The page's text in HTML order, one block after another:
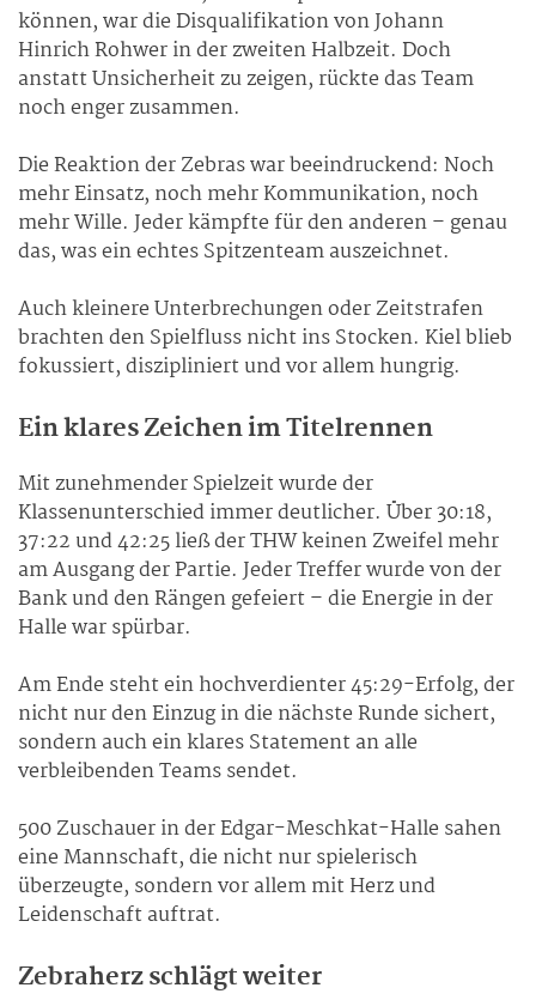
können, war die Disqualifikation von Johann
Hinrich Rohwer in der zweiten Halbzeit. Doch
anstatt Unsicherheit zu zeigen, rückte das Team
noch enger zusammen.
Die Reaktion der Zebras war beeindruckend: Noch
mehr Einsatz, noch mehr Kommunikation, noch
mehr Wille. Jeder kämpfte für den anderen – genau
das, was ein echtes Spitzenteam auszeichnet.
Auch kleinere Unterbrechungen oder Zeitstrafen
brachten den Spielfluss nicht ins Stocken. Kiel blieb
fokussiert, diszipliniert und vor allem hungrig.
Ein klares Zeichen im Titelrennen
Mit zunehmender Spielzeit wurde der
Klassenunterschied immer deutlicher. Über 30:18,
37:22 und 42:25 ließ der THW keinen Zweifel mehr
am Ausgang der Partie. Jeder Treffer wurde von der
Bank und den Rängen gefeiert – die Energie in der
Halle war spürbar.
Am Ende steht ein hochverdienter 45:29-Erfolg, der
nicht nur den Einzug in die nächste Runde sichert,
sondern auch ein klares Statement an alle
verbleibenden Teams sendet.
500 Zuschauer in der Edgar-Meschkat-Halle sahen
eine Mannschaft, die nicht nur spielerisch
überzeugte, sondern vor allem mit Herz und
Leidenschaft auftrat.
Zebraherz schlägt weiter